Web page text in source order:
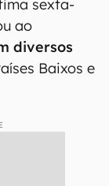
sexta-
ao
diversos
Baixos e